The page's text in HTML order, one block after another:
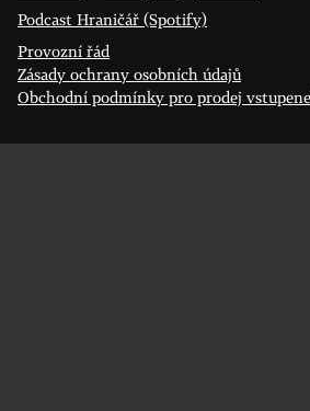
Podcast Hraničář (Spotify)
Provozní řád
Zásady ochrany osobních údajů
Obchodní podmínky pro prodej